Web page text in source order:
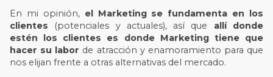
En mi opinión, el Marketing se fundamenta en los
clientes (potenciales y actuales), así que allí donde
estén los clientes es donde Marketing tiene que
hacer su labor de atracción y enamoramiento para que
nos elijan frente a otras alternativas del mercado.